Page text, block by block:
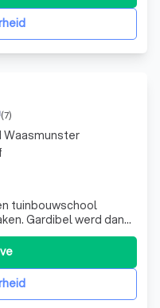
(7)
tuinbouwschool
dan
iets anders voor te
willen
Van
hangt gewoonweg
Waasmunster